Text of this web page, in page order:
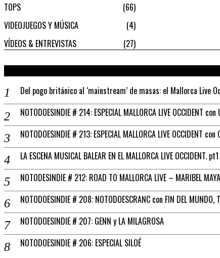
TOPS
66
VIDEOJUEGOS Y MÚSICA
4
VÍDEOS & ENTREVISTAS
27
Del pogo británico al ‘mainstream’ de masas: el Mallorca Live
NOTODOESINDIE # 214: ESPECIAL MALLORCA LIVE OCCIDENT con
NOTODOESINDIE # 213: ESPECIAL MALLORCA LIVE OCCIDENT
LA ESCENA MUSICAL BALEAR EN EL MALLORCA LIVE OCCIDENT. pt1
NOTODESINDIE # 212: ROAD TO MALLORCA LIVE – MARIBEL
NOTODOESINDIE # 208: NOTODOESCRANC con FIN DEL MUNDO,
NOTODOESINDIE # 207: GENN y LA MILAGROSA
NOTODOESINDIE # 206: ESPECIAL SILOÉ